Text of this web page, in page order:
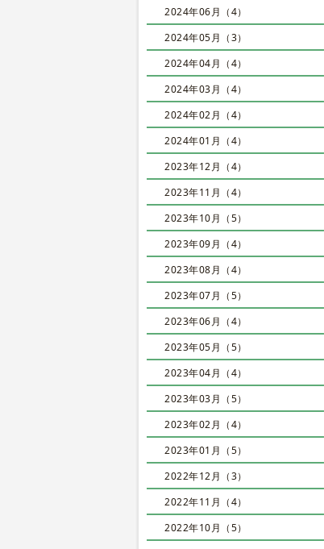
2024年06月（4）
2024年05月（3）
2024年04月（4）
2024年03月（4）
2024年02月（4）
2024年01月（4）
2023年12月（4）
2023年11月（4）
2023年10月（5）
2023年09月（4）
2023年08月（4）
2023年07月（5）
2023年06月（4）
2023年05月（5）
2023年04月（4）
2023年03月（5）
2023年02月（4）
2023年01月（5）
2022年12月（3）
2022年11月（4）
2022年10月（5）